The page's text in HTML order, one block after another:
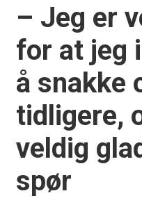
– Jeg er
for at jeg
å snakke
tidligere,
veldig
spør